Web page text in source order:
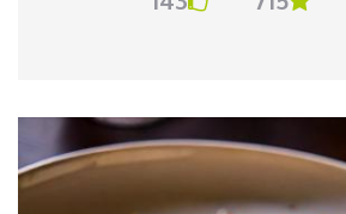
3 uova
150 g di olive taggiasche
50 g di capperi